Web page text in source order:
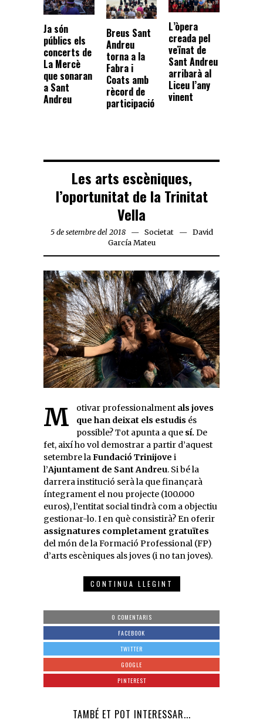
Ja són
públics els
concerts de
La Mercè
que sonaran
a Sant
Andreu
Breus Sant
Andreu
torna a la
Fabra i
Coats amb
rècord de
participació
L’òpera
creada pel
veïnat de
Sant Andreu
arribarà al
Liceu l’any
vinent
Les arts escèniques,
l’oportunitat de la Trinitat
Vella
5 de setembre del 2018 Societat
David
García Mateu
Motivar professionalment als joves
que han deixat els estudis és
possible? Tot apunta a que sí. De
fet, així ho vol demostrar a partir d’aquest
setembre laFundació Trinijove i
l’Ajuntament de Sant Andreu. Si bé la
darrera institució serà la que finançarà
íntegrament el nou projecte (100.000
euros), l’entitat social tindrà com a objectiu
gestionar-lo. I en què consistirà? En oferir
assignatures completament gratuïtes
del món de la Formació Professional (FP)
d’arts escèniques als joves (i no tan joves).
CONTINUA LLEGINT
0 COMENTARIS
FACEBOOK
TWITTER
GOOGLE
PINTEREST
TAMBÉ ET POT INTERESSAR...